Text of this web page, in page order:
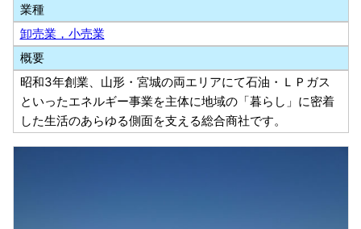
業種
卸売業，小売業
概要
昭和3年創業、山形・宮城の両エリアにて石油・ＬＰガス
といったエネルギー事業を主体に地域の「暮らし」に密着
した生活のあらゆる側面を支える総合商社です。